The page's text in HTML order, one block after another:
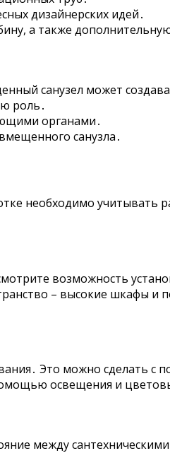
дизайнерских идей․
а также
санузел может
роль․
органами․
санузла․
необходимо учитывать
возможность
– высокие шкафы и
Это можно сделать
освещения и
между